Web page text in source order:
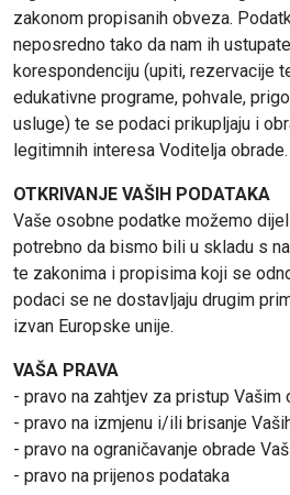
zakonom propisanih obveza.
neposredno tako da nam ih
korespondenciju (upiti, rezervacije
edukativne programe, pohvale,
usluge) te se podaci prikupljaju i
legitimnih interesa Voditelja obrade.
OTKRIVANJE VAŠIH PODATAKA
Vaše osobne podatke možemo
potrebno da bismo bili u skladu s
te zakonima i propisima koji se
podaci se ne dostavljaju drugim
izvan Europske unije.
VAŠA PRAVA
- pravo na zahtjev za pristup Vašim
- pravo na izmjenu i/ili brisanje
- pravo na ograničavanje obrade
- pravo na prijenos podataka